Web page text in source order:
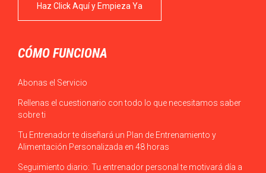
Haz Click Aquí y Empieza Ya
CÓMO FUNCIONA
Abonas el Servicio
Rellenas el cuestionario con todo lo que necesitamos saber
sobre ti
Tu Entrenador te diseñará un Plan de Entrenamiento y
Alimentación Personalizada en 48 horas
Seguimiento diario: Tu entrenador personal te motivará día a